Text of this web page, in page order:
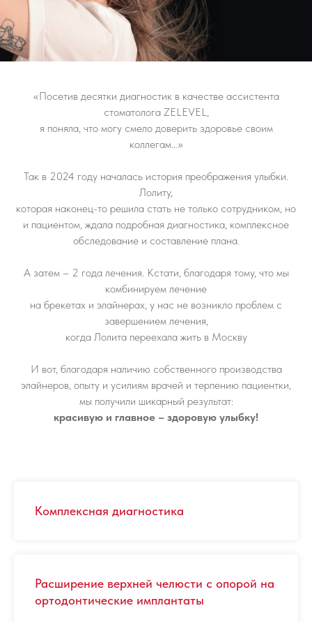
«Посетив десятки диагностик в качестве ассистента
стоматолога ZELEVEL,
я поняла, что могу смело доверить здоровье своим
коллегам…»
Так в 2024 году началась история преображения улыбки.
Лолиту,
которая наконец-то решила стать не только сотрудником, но
и пациентом, ждала подробная диагностика, комплексное
обследование и составление плана.
А затем – 2 года лечения. Кстати, благодаря тому, что мы
комбинируем лечение
на брекетах и элайнерах, у нас не возникло проблем с
завершением лечения,
когда Лолита переехала жить в Москву
И вот, благодаря наличию собственного производства
элайнеров, опыту и усилиям врачей и терпению пациентки,
мы получили шикарный результат:
красивую и главное – здоровую улыбку!
Комплексная диагностика
Расширение верхней челюсти с опорой на
ортодонтические имплантаты